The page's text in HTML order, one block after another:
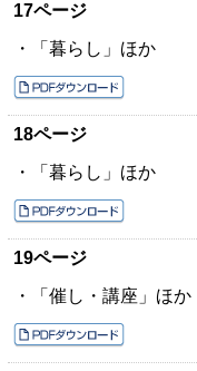
17ページ
・「暮らし」ほか
18ページ
・「暮らし」ほか
19ページ
・「催し・講座」ほか